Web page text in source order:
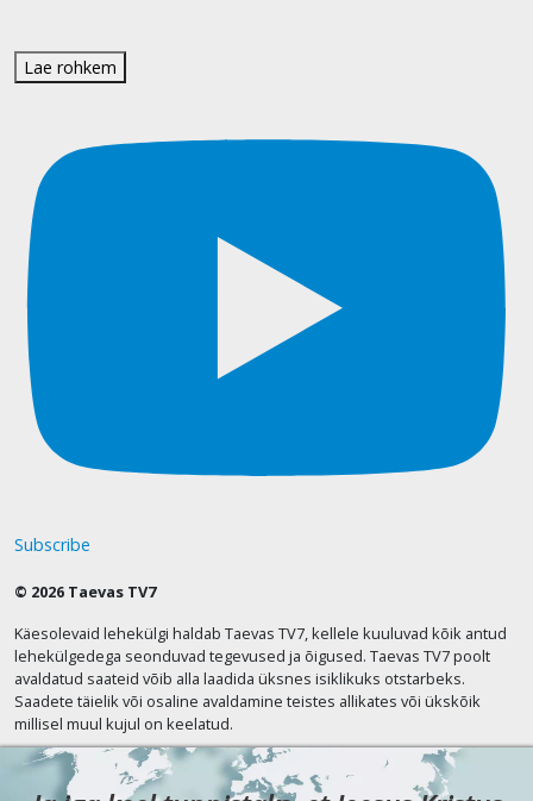
Lae rohkem
Subscribe
© 2026 Taevas TV7
Käesolevaid lehekülgi haldab Taevas TV7, kellele kuuluvad kõik antud
lehekülgedega seonduvad tegevused ja õigused. Taevas TV7 poolt
avaldatud saateid võib alla laadida üksnes isiklikuks otstarbeks.
Saadete täielik või osaline avaldamine teistes allikates või ükskõik
millisel muul kujul on keelatud.